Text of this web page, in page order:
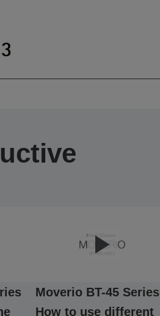
Moverio BT-45 Series
How to use different